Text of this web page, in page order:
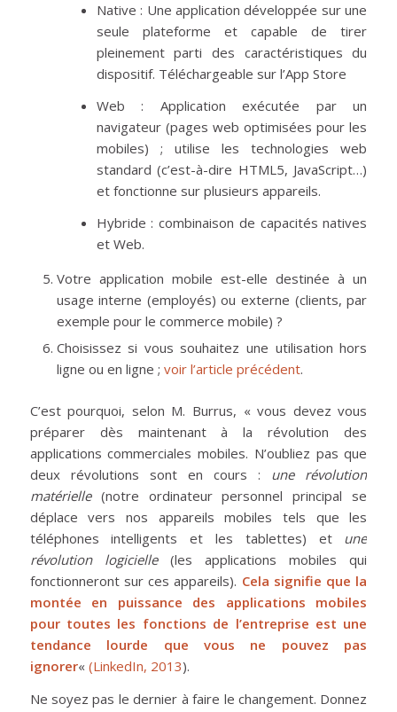
Native : Une application développée sur une
seule plateforme et capable de tirer
pleinement parti des caractéristiques du
dispositif. Téléchargeable sur l’App Store
Web : Application exécutée par un
navigateur (pages web optimisées pour les
mobiles) ; utilise les technologies web
standard (c’est-à-dire HTML5, JavaScript…)
et fonctionne sur plusieurs appareils.
Hybride : combinaison de capacités natives
et Web.
Votre application mobile est-elle destinée à un
usage interne (employés) ou externe (clients, par
exemple pour le commerce mobile) ?
Choisissez si vous souhaitez une utilisation hors
ligne ou en ligne ; voir l’article précédent.
C’est pourquoi, selon M. Burrus, « vous devez vous
préparer dès maintenant à la révolution des
applications commerciales mobiles. N’oubliez pas que
deux révolutions sont en cours : une révolution
matérielle(notre ordinateur personnel principal se
déplace vers nos appareils mobiles tels que les
téléphones intelligents et les tablettes) et une
révolution logicielle(les applications mobiles qui
fonctionneront sur ces appareils). Cela signifie que la
montée en puissance des applications mobiles
pour toutes les fonctions de l’entreprise est une
tendance lourde que vous ne pouvez pas
ignorer« (LinkedIn, 2013).
Ne soyez pas le dernier à faire le changement. Donnez